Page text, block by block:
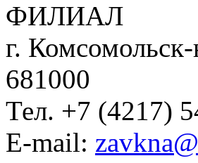
ФИЛИАЛ
г.
681000
Тел. +7 (4217)
E-mail: